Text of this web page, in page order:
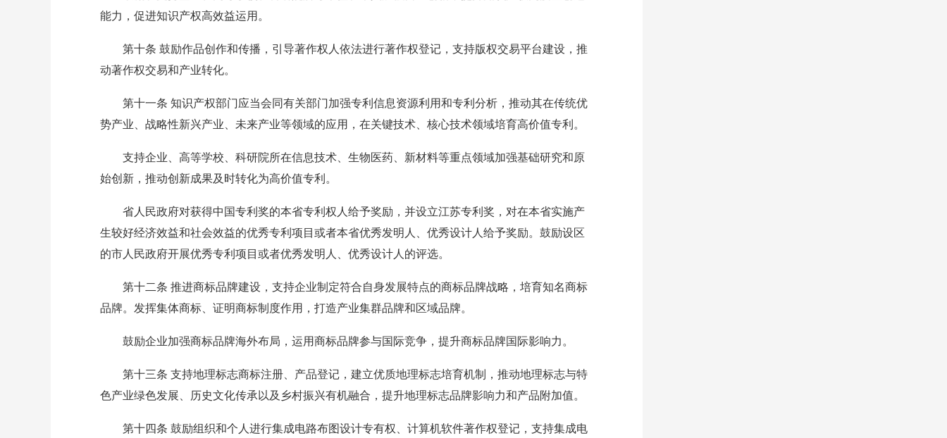
能力，促进知识产权高效益运用。
第十条 鼓励作品创作和传播，引导著作权人依法进行著作权登记，支持版权交易平台建设，推
动著作权交易和产业转化。
第十一条 知识产权部门应当会同有关部门加强专利信息资源利用和专利分析，推动其在传统优
势产业、战略性新兴产业、未来产业等领域的应用，在关键技术、核心技术领域培育高价值专利。
支持企业、高等学校、科研院所在信息技术、生物医药、新材料等重点领域加强基础研究和原
始创新，推动创新成果及时转化为高价值专利。
省人民政府对获得中国专利奖的本省专利权人给予奖励，并设立江苏专利奖，对在本省实施产
生较好经济效益和社会效益的优秀专利项目或者本省优秀发明人、优秀设计人给予奖励。鼓励设区
的市人民政府开展优秀专利项目或者优秀发明人、优秀设计人的评选。
第十二条 推进商标品牌建设，支持企业制定符合自身发展特点的商标品牌战略，培育知名商标
品牌。发挥集体商标、证明商标制度作用，打造产业集群品牌和区域品牌。
鼓励企业加强商标品牌海外布局，运用商标品牌参与国际竞争，提升商标品牌国际影响力。
第十三条 支持地理标志商标注册、产品登记，建立优质地理标志培育机制，推动地理标志与特
色产业绿色发展、历史文化传承以及乡村振兴有机融合，提升地理标志品牌影响力和产品附加值。
第十四条 鼓励组织和个人进行集成电路布图设计专有权、计算机软件著作权登记，支持集成电